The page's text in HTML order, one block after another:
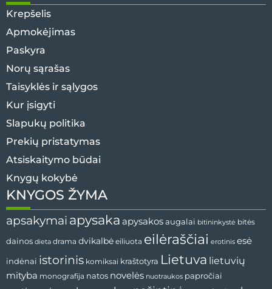
Krepšelis
Apmokėjimas
Paskyra
Norų sąrašas
Taisyklės ir sąlygos
Kur įsigyti
Slapukų politika
Prekių pristatymas
Atsiskaitymo būdai
Knygų kokybė
KNYGOS ŽYMA
apsakymai apysaka apysakos augalai bitininkystė bitės
dainos dieta drama dvikalbė eiliuota eilėraščiai erotinis esė
indėnai istorinis komiksai kraštotyra Lietuva lietuvių
mityba monografija natos novelės nuotraukos papročiai